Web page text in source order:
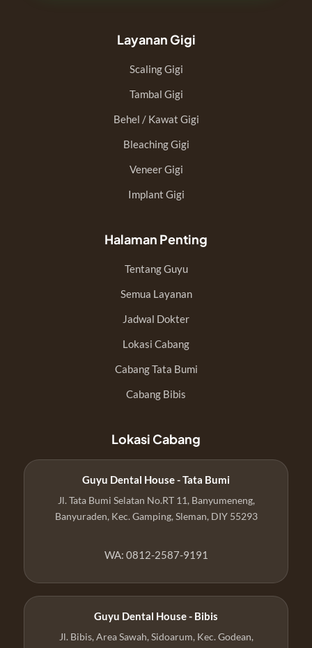
Layanan Gigi
Scaling Gigi
Tambal Gigi
Behel / Kawat Gigi
Bleaching Gigi
Veneer Gigi
Implant Gigi
Halaman Penting
Tentang Guyu
Semua Layanan
Jadwal Dokter
Lokasi Cabang
Cabang Tata Bumi
Cabang Bibis
Lokasi Cabang
Guyu Dental House - Tata Bumi
Jl. Tata Bumi Selatan No.RT 11, Banyumeneng,
Banyuraden, Kec. Gamping, Sleman, DIY 55293
WA: 0812-2587-9191
Guyu Dental House - Bibis
Jl. Bibis, Area Sawah, Sidoarum, Kec. Godean,